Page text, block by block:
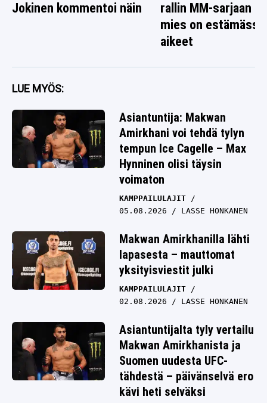
Jokinen kommentoi näin
rallin MM-sarjaan –
mies on estämässä
aikeet
LUE MYÖS:
Asiantuntija: Makwan
Amirkhani voi tehdä tylyn
tempun Ice Cagelle – Max
Hynninen olisi täysin
voimaton
KAMPPAILULAJIT
05.08.2026
LASSE HONKANEN
Makwan Amirkhanilla lähti
lapasesta – mauttomat
yksityisviestit julki
KAMPPAILULAJIT
02.08.2026
LASSE HONKANEN
Asiantuntijalta tyly vertailu
Makwan Amirkhanista ja
Suomen uudesta UFC-
tähdestä – päivänselvä ero
kävi heti selväksi